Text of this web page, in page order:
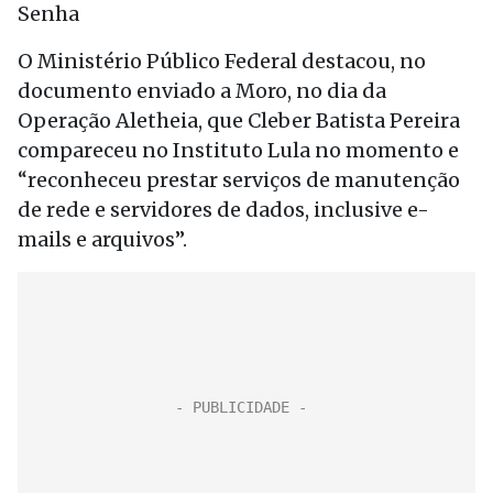
Senha
O Ministério Público Federal destacou, no
documento enviado a Moro, no dia da
Operação Aletheia, que Cleber Batista Pereira
compareceu no Instituto Lula no momento e
“reconheceu prestar serviços de manutenção
de rede e servidores de dados, inclusive e-
mails e arquivos”.